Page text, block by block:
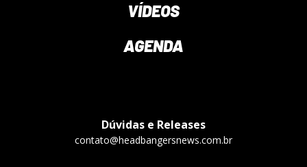
VÍDEOS
AGENDA
Dúvidas e Releases
contato@headbangersnews.com.br